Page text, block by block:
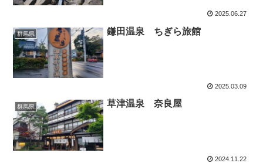
2025.06.27
群馬県 鎌田温泉 ちぎら旅館
2025.03.09
群馬県 草津温泉 奈良屋
2024.11.22